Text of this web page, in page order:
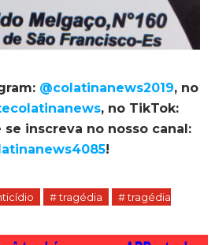
@colatinanews2019, no
, no TikTok:
se inscreva no nosso canal:
!
# tragédia
# tragédia